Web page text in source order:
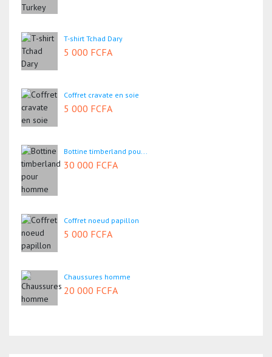
T-shirt Tchad Dary
5 000 FCFA
Coffret cravate en soie
5 000 FCFA
Bottine timberland pou...
30 000 FCFA
Coffret noeud papillon
5 000 FCFA
Chaussures homme
20 000 FCFA